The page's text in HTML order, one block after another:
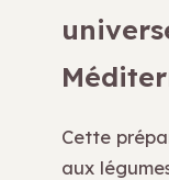
Cette
aux